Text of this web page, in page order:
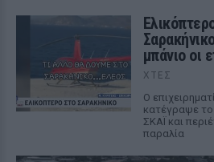
μπάνιο οι
ΧΤΕΣ
Ο
κατέγραψε το
ΣΚΑΪ και
παραλία